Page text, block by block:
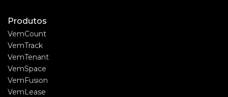
Produtos
VemCount
VemTrack
VemTenant
VemSpace
VemFusion
VemLease